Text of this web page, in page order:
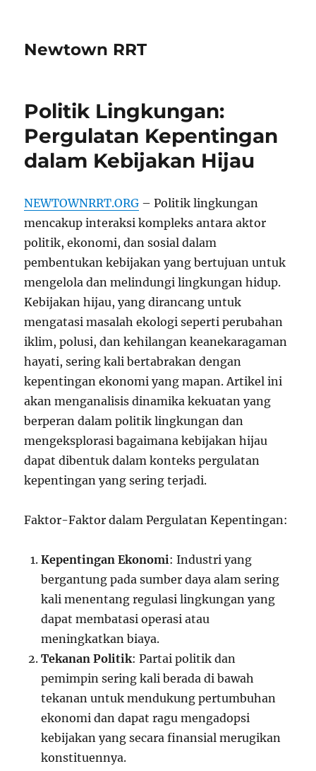
Newtown RRT
Politik Lingkungan:
Pergulatan Kepentingan
dalam Kebijakan Hijau
NEWTOWNRRT.ORG – Politik lingkungan
mencakup interaksi kompleks antara aktor
politik, ekonomi, dan sosial dalam
pembentukan kebijakan yang bertujuan untuk
mengelola dan melindungi lingkungan hidup.
Kebijakan hijau, yang dirancang untuk
mengatasi masalah ekologi seperti perubahan
iklim, polusi, dan kehilangan keanekaragaman
hayati, sering kali bertabrakan dengan
kepentingan ekonomi yang mapan. Artikel ini
akan menganalisis dinamika kekuatan yang
berperan dalam politik lingkungan dan
mengeksplorasi bagaimana kebijakan hijau
dapat dibentuk dalam konteks pergulatan
kepentingan yang sering terjadi.
Faktor-Faktor dalam Pergulatan Kepentingan:
Kepentingan Ekonomi: Industri yang
bergantung pada sumber daya alam sering
kali menentang regulasi lingkungan yang
dapat membatasi operasi atau
meningkatkan biaya.
Tekanan Politik: Partai politik dan
pemimpin sering kali berada di bawah
tekanan untuk mendukung pertumbuhan
ekonomi dan dapat ragu mengadopsi
kebijakan yang secara finansial merugikan
konstituennya.